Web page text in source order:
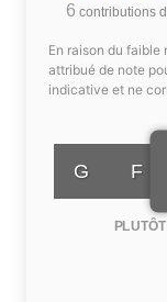
6 contributions
En raison du
attribué de note
indicative et ne
G F